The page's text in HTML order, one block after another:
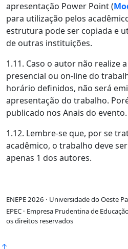
apresentação Power Point (
para utilização pelos
estrutura pode ser copiada e
de outras instituições.
1.11. Caso o autor não realize
presencial ou on-line do
horário definidos, não será
apresentação do trabalho.
publicado nos Anais do evento.
1.12. Lembre-se que, por se
acadêmico, o trabalho deve
apenas 1 dos autores.
ENEPE 2026 · Universidade do Oeste
EPEC · Empresa Prudentina de
os direitos reservados